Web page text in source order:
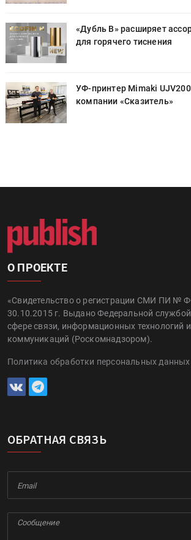
«Дубль В» расширяет
для горячего тиснения
УФ-принтер Mimaki
компании «Сказитель»
О ПРОЕКТЕ
«Свидетельство о регистрации СМИ ПИ №
30.10.2015 г. Выдано Федеральной
сфере связи, информационных технологий
коммуникаций (Роскомнадзором).
Политика обработки персональных данных
ОБРАТНАЯ СВЯЗЬ